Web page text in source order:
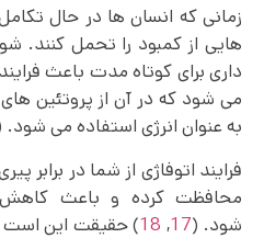
زمانی که انسان ها در حال
هایی از کمبود را تحمل کنند.
داری برای کوتاه مدت باعث
می شود که در آن از پروتئین
به عنوان انرژی استفاده می شود.
فرایند اتوفاژی از شما در برابر
محافظت کرده و باعث کاهش
شود. (17
,
18) حقیقت این است